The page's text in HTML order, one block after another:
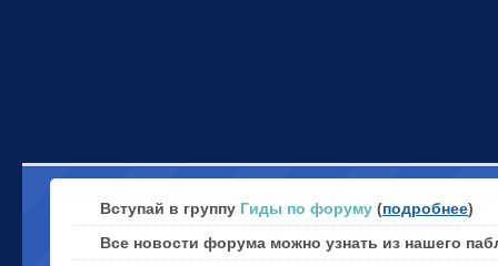
Вступай в группу Гиды по форуму (подробнее)
Все новости форума можно узнать из нашего